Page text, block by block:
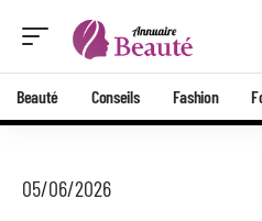
Beauté Conseils Fashion
05/06/2026